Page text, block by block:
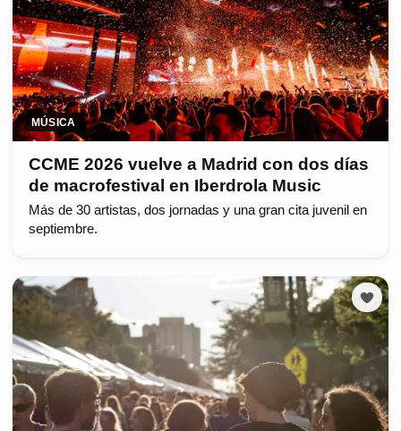
MÚSICA
CCME 2026 vuelve a Madrid con dos días
de macrofestival en Iberdrola Music
Más de 30 artistas, dos jornadas y una gran cita juvenil en
septiembre.